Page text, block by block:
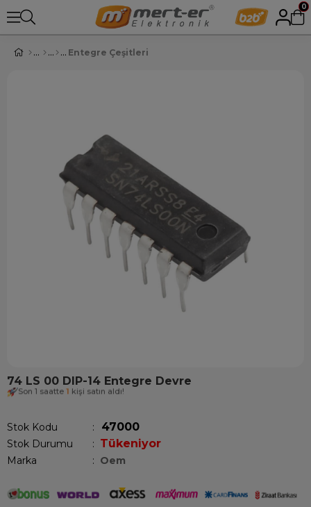
0
Entegre Çeşitleri
74 LS 00 DIP-14 Entegre Devre
Son 1 saatte 1 kişi satın aldı!
Stok Kodu 47000
Stok Durumu : Tükeniyor
Marka : Oem